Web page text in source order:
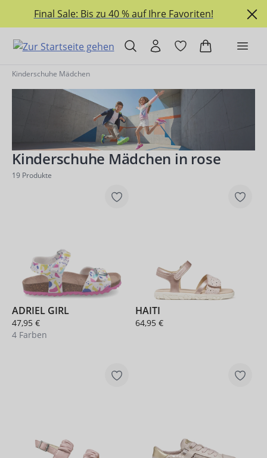
springen
Final Sale: Bis zu 40 % auf Ihre Favoriten!
Kinderschuhe Mädchen
Kinderschuhe Mädchen in rose
19 Produkte
ADRIEL GIRL
47,95 €
4 Farben
HAITI
64,95 €